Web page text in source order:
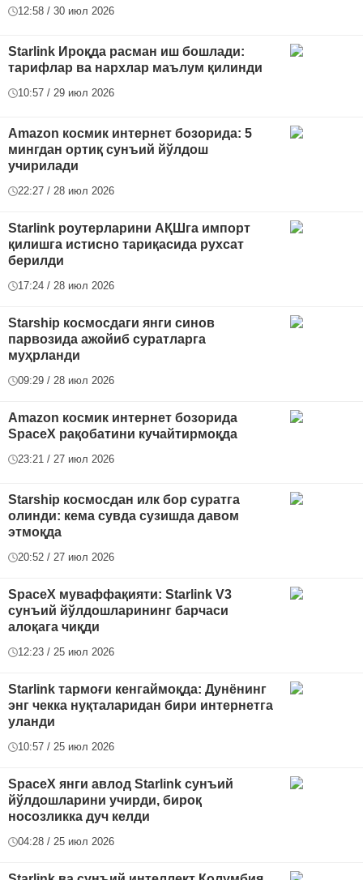
12:58 / 30 июл 2026
Starlink Ироқда расман иш бошлади:
тарифлар ва нархлар маълум қилинди
10:57 / 29 июл 2026
Amazon космик интернет бозорида: 5
мингдан ортиқ сунъий йўлдош
учирилади
22:27 / 28 июл 2026
Starlink роутерларини АҚШга импорт
қилишга истисно тариқасида рухсат
берилди
17:24 / 28 июл 2026
Starship космосдаги янги синов
парвозида ажойиб суратларга
муҳрланди
09:29 / 28 июл 2026
Amazon космик интернет бозорида
SpaceX рақобатини кучайтирмоқда
23:21 / 27 июл 2026
Starship космосдан илк бор суратга
олинди: кема сувда сузишда давом
этмоқда
20:52 / 27 июл 2026
SpaceX муваффақияти: Starlink V3
сунъий йўлдошларининг барчаси
алоқага чиқди
12:23 / 25 июл 2026
Starlink тармоғи кенгаймоқда: Дунёнинг
энг чекка нуқталаридан бири интернетга
уланди
10:57 / 25 июл 2026
SpaceX янги авлод Starlink сунъий
йўлдошларини учирди, бироқ
носозликка дуч келди
04:28 / 25 июл 2026